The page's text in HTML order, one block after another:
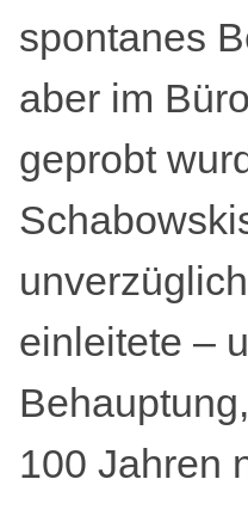
spontanes
aber im
geprobt
einleitete –
100 Jahren